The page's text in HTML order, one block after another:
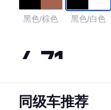
黑色/棕色 黑色/白色
4.71
·外观表现较为优秀，优
同级车推荐